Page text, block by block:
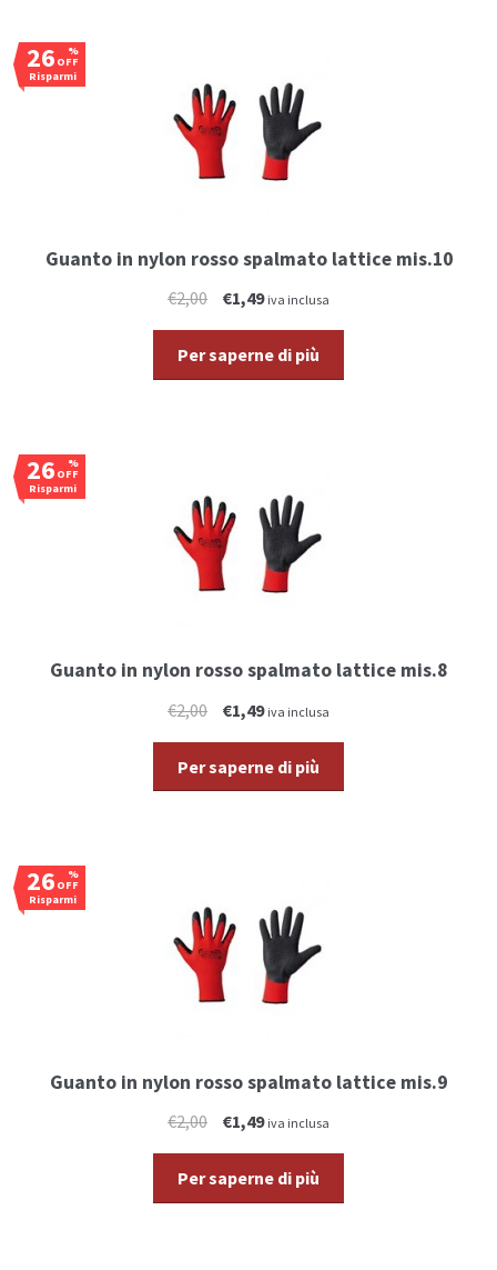
Guanto in nylon rosso spalmato lattice mis.10
26 %
OFF
Risparmi
€0,51
€2,00 €1,49 iva inclusa
Per saperne di più
Guanto in nylon rosso spalmato lattice mis.8
26 %
OFF
Risparmi
€0,51
€2,00 €1,49 iva inclusa
Per saperne di più
Guanto in nylon rosso spalmato lattice mis.9
26 %
OFF
Risparmi
€0,51
€2,00 €1,49 iva inclusa
Per saperne di più